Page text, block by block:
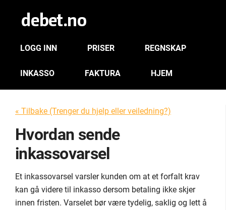
LOGG INN PRISER REGNSKAP
INKASSO FAKTURA HJEM
« Tilbake (Trenger du hjelp eller veiledning?)
Hvordan sende
inkassovarsel
Et inkassovarsel varsler kunden om at et forfalt krav
kan gå videre til inkasso dersom betaling ikke skjer
innen fristen. Varselet bør være tydelig, saklig og lett å